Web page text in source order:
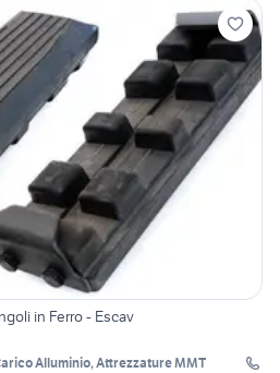
in Ferro - Escav
Alluminio, Attrezzature MMT